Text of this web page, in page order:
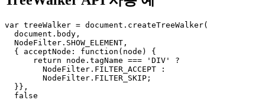
일반적인 작업을 위한 여러 가지 편리한 방법을 제공합니다.
TreeWalker API 사용 예
var treeWalker = document.createTreeWalker(
  document.body,
  NodeFilter.SHOW_ELEMENT,
  { acceptNode: function(node) {
      return node.tagName === 'DIV' ?